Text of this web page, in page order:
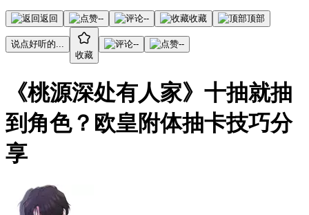
返回 -- -- 收藏 顶部
说点好听的...
收藏
-- --
《桃源深处有人家》十抽就抽
到角色？欧皇附体抽卡技巧分
享